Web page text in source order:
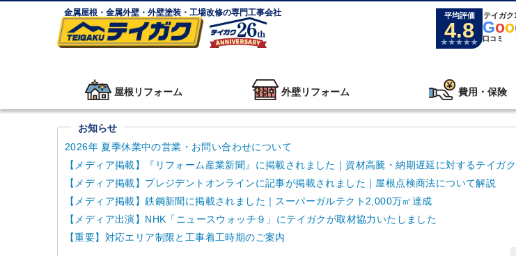
金属屋根・金属外壁・外壁塗装・工場改修の専門工事会社 平均評価
4.8
テイガク
Goo
口コミ
屋根リフォーム 外壁リフォーム 費用・保険
お知らせ
2026年 夏季休業中の営業・お問い合わせについて
【メディア掲載】『リフォーム産業新聞』に掲載されました｜資材高騰・納期遅延に対するテイガ
【メディア掲載】プレジデントオンラインに記事が掲載されました｜屋根点検商法について解説
【メディア掲載】鉄鋼新聞に掲載されました｜スーパーガルテクト2,000万㎡達成
【メディア出演】NHK「ニュースウォッチ９」にテイガクが取材協力いたしました
【重要】対応エリア制限と工事着工時期のご案内